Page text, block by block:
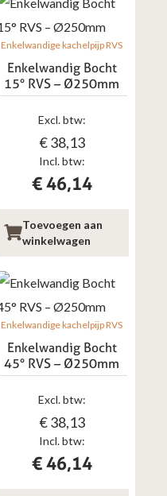
Enkelwandige kachelpijp RVS
Enkelwandig Bocht
15° RVS – Ø250mm
Incl. btw:
€46,14
Excl. btw:
€38,13
Toevoegen aan
winkelwagen
Enkelwandige kachelpijp RVS
Enkelwandig Bocht
45° RVS – Ø250mm
Incl. btw:
€46,14
Excl. btw:
€38,13